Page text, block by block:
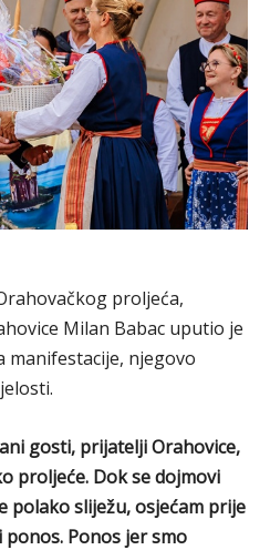
proljeća,
Milan Babac uputio je
manifestacije, njegovo
gosti, prijatelji Orahovice,
proljeće. Dok se dojmovi
polako sliježu, osjećam prije
Ponos jer smo